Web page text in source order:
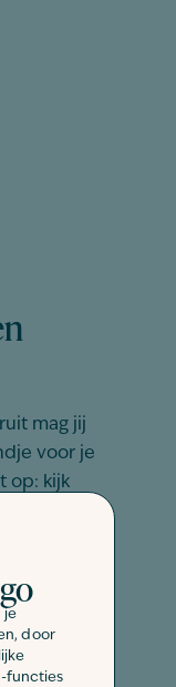
je
door
functies
mag jij
voor je
op: kijk
in grote
konijn: